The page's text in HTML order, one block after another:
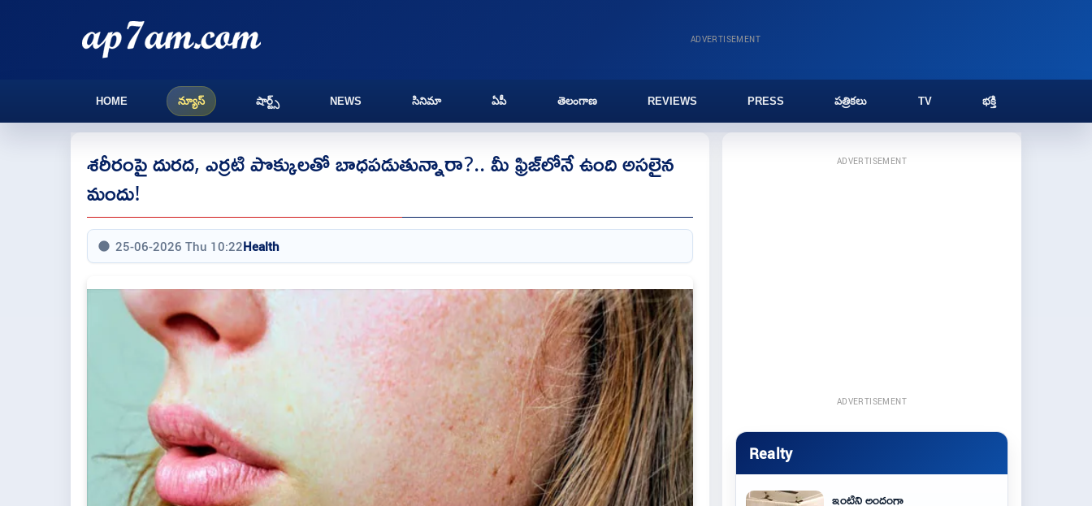
ADVERTISEMENT
HOME న్యూస్ షార్ట్స్ NEWS సినిమా ఏపీ తెలంగాణ REVIEWS PRESS పత్రికలు TV భక్తి
శరీరంపై దురద, ఎర్రటి పొక్కులతో బాధపడుతున్నారా?.. మీ ఫ్రిజ్‌లోనే ఉంది అసలైన
మందు!
25-06-2026 Thu 10:22Health
ADVERTISEMENT
ADVERTISEMENT
Realty
ఇంటిని అందంగా